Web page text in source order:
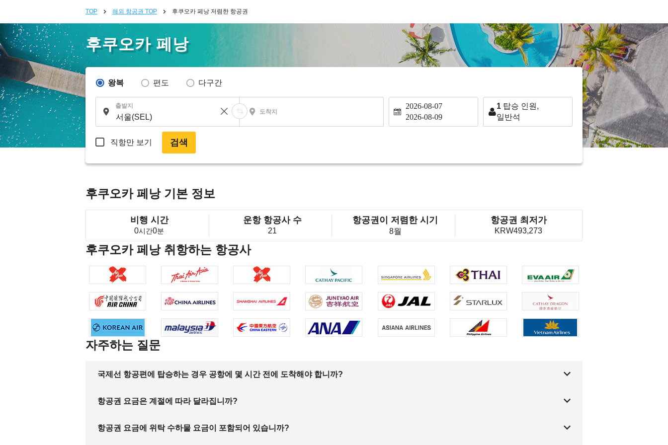
TOP 해외 항공권 TOP 후쿠오카 페낭 저렴한 항공권
후쿠오카 페낭
왕복 편도 다구간
출발지
도착지
2026-08-07
2026-08-09
1 탑승 인원,
일반석
직항만 보기 검색
후쿠오카 페낭 기본 정보
비행 시간
0시간0분
운항 항공사 수
21
항공권이 저렴한 시기
8월
항공권 최저가
KRW493,273
후쿠오카 페낭 취항하는 항공사
자주하는 질문
국제선 항공편에 탑승하는 경우 공항에 몇 시간 전에 도착해야 합니까?
항공권 요금은 계절에 따라 달라집니까?
항공권 요금에 위탁 수하물 요금이 포함되어 있습니까?